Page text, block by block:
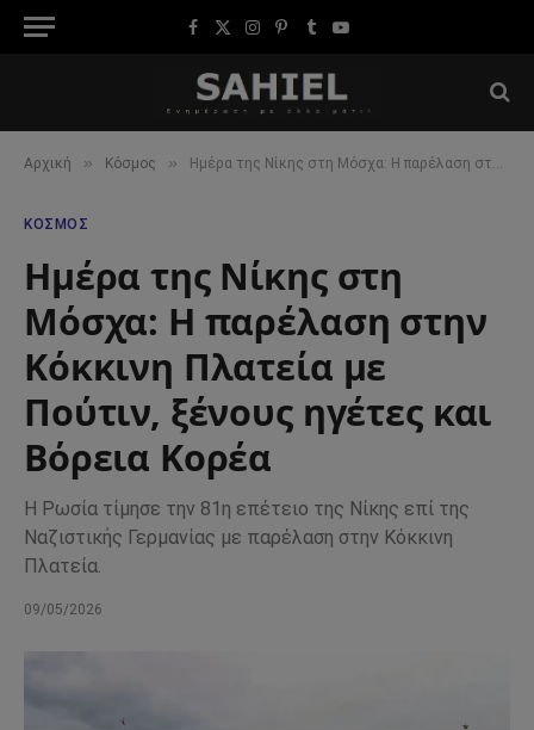
Facebook
X
Instagram
Pinterest
TumblrYouTube
Αρχική » Κόσμος » Ημέρα της Νίκης στη Μόσχα: Η παρέλαση στην Κόκκινη Πλατεία με Πούτιν, ξένους ηγέτες και Βόρεια Κορέα
ΚΌΣΜΟΣ
Ημέρα της Νίκης στη
Μόσχα: Η παρέλαση στην
Κόκκινη Πλατεία με
Πούτιν, ξένους ηγέτες και
Βόρεια Κορέα
Η Ρωσία τίμησε την 81η επέτειο της Νίκης επί της
Ναζιστικής Γερμανίας με παρέλαση στην Κόκκινη
Πλατεία.
09/05/2026